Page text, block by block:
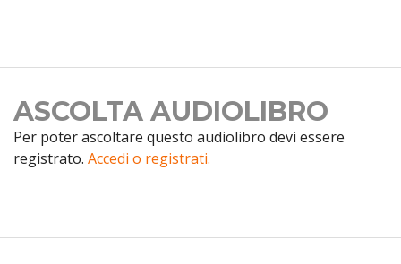
ASCOLTA AUDIOLIBRO
Per poter ascoltare questo audiolibro devi essere
registrato. Accedi o registrati.